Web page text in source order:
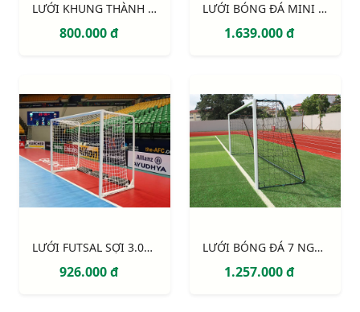
LƯỚI KHUNG THÀNH 5 NGƯỜI 233120
800.000 đ
LƯỚI BÓNG ĐÁ MINI và BÓNG NÉM S16882W
1.639.000 đ
LƯỚI FUTSAL SỢI 3.0MM, Ô ĐƠN 100MM S16862W
926.000 đ
LƯỚI BÓNG ĐÁ 7 NGƯỜI SỢI 3MM S12765W
1.257.000 đ